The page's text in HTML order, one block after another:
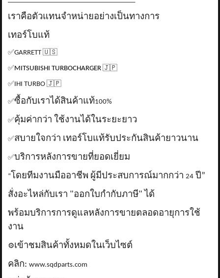
เราคือตัวแทนจำหน่ายอย่างเป็นทางการ
เทอร์โบแท้
✅GARRETT🇺🇸
✅MITSUBISHI TURBOCHARGER 🇯🇵
✅IHI TURBO🇯🇵
✅ซื้อกับเราได้สินค้าแท้100%
✅คุ้มค่ากว่า ใช้งานได้ในระยะยาว
✅สบายใจกว่า เทอร์โบแท้รับประกันสินค้ายาวนาน
✅บริการหลังการขายที่ยอดเยี่ยม
“ โดยทีมงานมืออาชีพ ผู้มีประสบการณ์มากกว่า24 ปี”
สั่งอะไหล่กับเรา "ออกใบกำกับภาษี" ได้
พร้อมบริการการดูแลหลังการขายตลอดอายุการใช้
งาน
⚙️เข้าชมสินค้าทั้งหมดในเว็บไซต์
คลิก:www.sqdparts.com